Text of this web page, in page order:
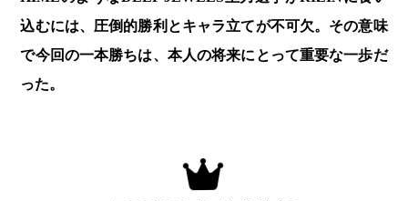
込むには、圧倒的勝利とキャラ立てが不可欠。その意味
で今回の一本勝ちは、本人の将来にとって重要な一歩だ
った。